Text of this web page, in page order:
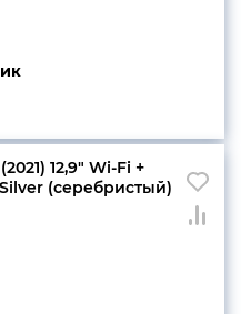
12,9″ Wi-Fi +
(серебристый)